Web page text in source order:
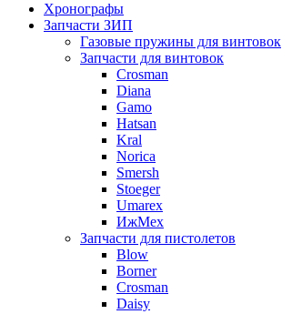
Хронографы
Запчасти ЗИП
Газовые пружины для винтовок
Запчасти для винтовок
Crosman
Diana
Gamo
Hatsan
Kral
Norica
Smersh
Stoeger
Umarex
ИжМех
Запчасти для пистолетов
Blow
Borner
Crosman
Daisy